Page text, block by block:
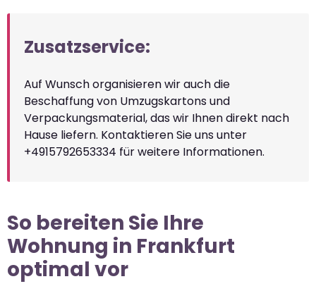
Zusatzservice:
Auf Wunsch organisieren wir auch die
Beschaffung von Umzugskartons und
Verpackungsmaterial, das wir Ihnen direkt nach
Hause liefern. Kontaktieren Sie uns unter
+4915792653334 für weitere Informationen.
So bereiten Sie Ihre
Wohnung in Frankfurt
optimal vor